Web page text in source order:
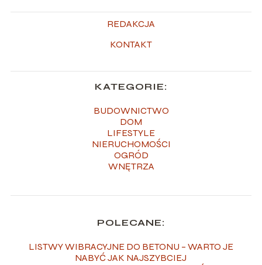
REDAKCJA
KONTAKT
KATEGORIE:
BUDOWNICTWO
DOM
LIFESTYLE
NIERUCHOMOŚCI
OGRÓD
WNĘTRZA
POLECANE:
LISTWY WIBRACYJNE DO BETONU – WARTO JE
NABYĆ JAK NAJSZYBCIEJ